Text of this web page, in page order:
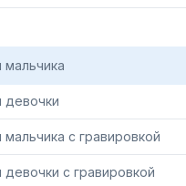
с гравировкой
с гравировкой